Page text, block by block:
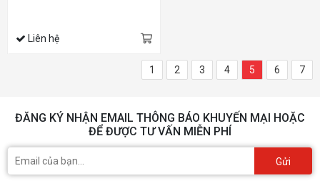
Liên hệ
1 2 3 4 5 6 7
ĐĂNG KÝ NHẬN EMAIL THÔNG BÁO KHUYẾN MẠI HOẶC
ĐỂ ĐƯỢC TƯ VẤN MIỄN PHÍ
Gửi